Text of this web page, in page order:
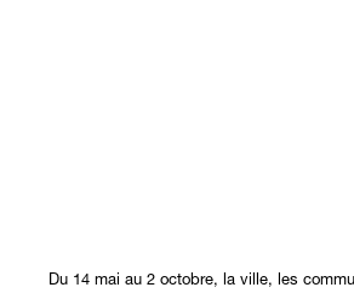
Du 14 mai au 2 octobre, la ville, les